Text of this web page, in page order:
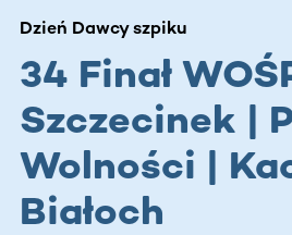
Dzień Dawcy szpiku
34 Finał
Szczecinek |
Wolności |
Białoch